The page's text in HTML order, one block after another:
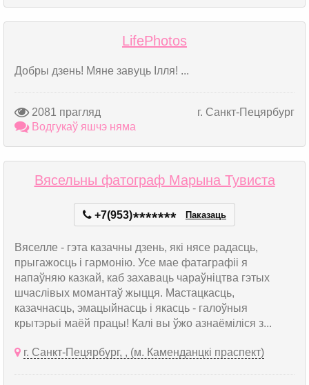
LifePhotos
Добры дзень! Мяне завуць Ілля! ...
2081 прагляд
г. Санкт-Пецярбург
Водгукаў яшчэ няма
Вясельны фатограф Марына Тувиста
+7(953)******* Паказаць
Вяселле - гэта казачны дзень, які нясе радасць,
прыгажосць і гармонію. Усе мае фатаграфіі я
напаўняю казкай, каб захаваць чараўніцтва гэтых
шчаслівых момантаў жыцця. Мастацкасць,
казачнасць, эмацыйнасць і якасць - галоўныя
крытэрыі маёй працы! Калі вы ўжо азнаёміліся з...
г. Санкт-Пецярбург, , (м. Каменданцкі праспект)